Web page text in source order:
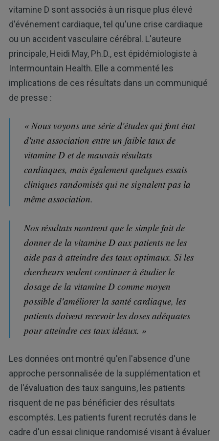
vitamine D sont associés à un risque plus élevé
d'événement cardiaque, tel qu'une crise cardiaque
ou un accident vasculaire cérébral. L'auteure
principale, Heidi May, Ph.D., est épidémiologiste à
Intermountain Health. Elle a commenté les
implications de ces résultats dans un communiqué
de presse :
« Nous voyons une série d'études qui font état
d'une association entre un faible taux de
vitamine D et de mauvais résultats
cardiaques, mais également quelques essais
cliniques randomisés qui ne signalent pas la
même association.
Nos résultats montrent que le simple fait de
donner de la vitamine D aux patients ne les
aide pas à atteindre des taux optimaux. Si les
chercheurs veulent continuer à étudier le
dosage de la vitamine D comme moyen
possible d'améliorer la santé cardiaque, les
patients doivent recevoir les doses adéquates
pour atteindre ces taux idéaux. »
Les données ont montré qu'en l'absence d'une
approche personnalisée de la supplémentation et
de l'évaluation des taux sanguins, les patients
risquent de ne pas bénéficier des résultats
escomptés. Les patients furent recrutés dans le
cadre d'un essai clinique randomisé visant à évaluer